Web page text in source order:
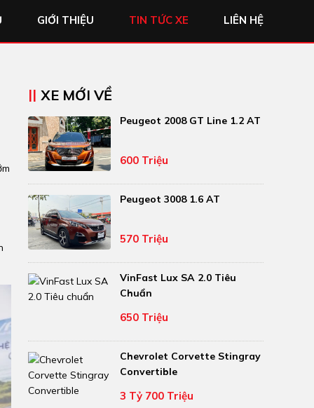
GIỚI THIỆU TIN TỨC XE LIÊN HỆ
XE MỚI VỀ
Peugeot 2008 GT Line 1.2 AT
600 Triệu
Peugeot 3008 1.6 AT
570 Triệu
VinFast Lux SA 2.0 Tiêu
Chuẩn
650 Triệu
Chevrolet Corvette Stingray
Convertible
3 Tỷ 700 Triệu